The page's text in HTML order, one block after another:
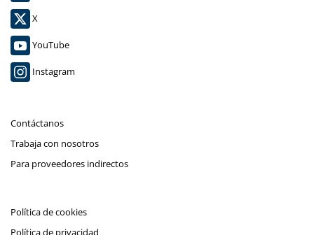
X
YouTube
Instagram
Contáctanos
Trabaja con nosotros
Para proveedores indirectos
Política de cookies
Política de privacidad